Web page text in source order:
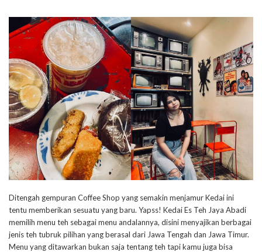
Ditengah gempuran Coffee Shop yang semakin menjamur Kedai ini
tentu memberikan sesuatu yang baru. Yapss! Kedai Es Teh Jaya Abadi
memilih menu teh sebagai menu andalannya, disini menyajikan berbagai
jenis teh tubruk pilihan yang berasal dari Jawa Tengah dan Jawa Timur.
Menu yang ditawarkan bukan saja tentang teh tapi kamu juga bisa